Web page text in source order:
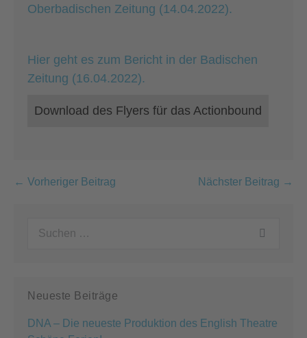
Oberbadischen Zeitung (14.04.2022).
Hier geht es zum Bericht in der Badischen
Zeitung (16.04.2022).
Download des Flyers für das Actionbound
Beitragsnavigation
← Vorheriger Beitrag Nächster Beitrag →
Neueste Beiträge
DNA – Die neueste Produktion des English Theatre